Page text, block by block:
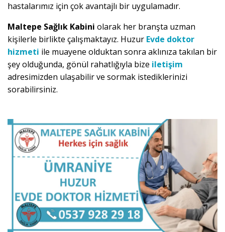
hastalarımız için çok avantajlı bir uygulamadır.
Maltepe Sağlık Kabini olarak her branşta uzman
kişilerle birlikte çalışmaktayız. Huzur Evde doktor
hizmeti ile muayene olduktan sonra aklınıza takılan bir
şey olduğunda, gönül rahatlığıyla bize iletişim
adresimizden ulaşabilir ve sormak istediklerinizi
sorabilirsiniz.